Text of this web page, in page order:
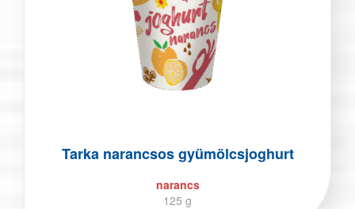
Tarka narancsos gyümölcsjoghurt
narancs
125 g